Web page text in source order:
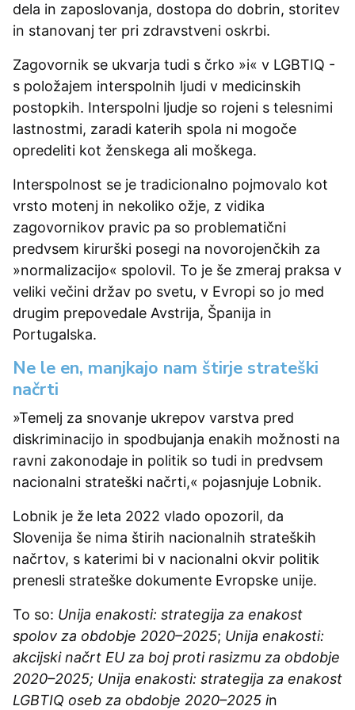
dela in zaposlovanja, dostopa do dobrin, storitev
in stanovanj ter pri zdravstveni oskrbi.
Zagovornik se ukvarja tudi s črko »i« v LGBTIQ -
s položajem interspolnih ljudi v medicinskih
postopkih. Interspolni ljudje so rojeni s telesnimi
lastnostmi, zaradi katerih spola ni mogoče
opredeliti kot ženskega ali moškega.
Interspolnost se je tradicionalno pojmovalo kot
vrsto motenj in nekoliko ožje, z vidika
zagovornikov pravic pa so problematični
predvsem kirurški posegi na novorojenčkih za
»normalizacijo« spolovil. To je še zmeraj praksa v
veliki večini držav po svetu, v Evropi so jo med
drugim prepovedale Avstrija, Španija in
Portugalska.
Ne le en, manjkajo nam štirje strateški
načrti
»Temelj za snovanje ukrepov varstva pred
diskriminacijo in spodbujanja enakih možnosti na
ravni zakonodaje in politik so tudi in predvsem
nacionalni strateški načrti,« pojasnjuje Lobnik.
Lobnik je že leta 2022 vlado opozoril, da
Slovenija še nima štirih nacionalnih strateških
načrtov, s katerimi bi v nacionalni okvir politik
prenesli strateške dokumente Evropske unije.
To so: Unija enakosti: strategija za enakost
spolov za obdobje 2020–2025; Unija enakosti:
akcijski načrt EU za boj proti rasizmu za obdobje
2020–2025; Unija enakosti: strategija za enakost
LGBTIQ oseb za obdobje 2020–2025 in